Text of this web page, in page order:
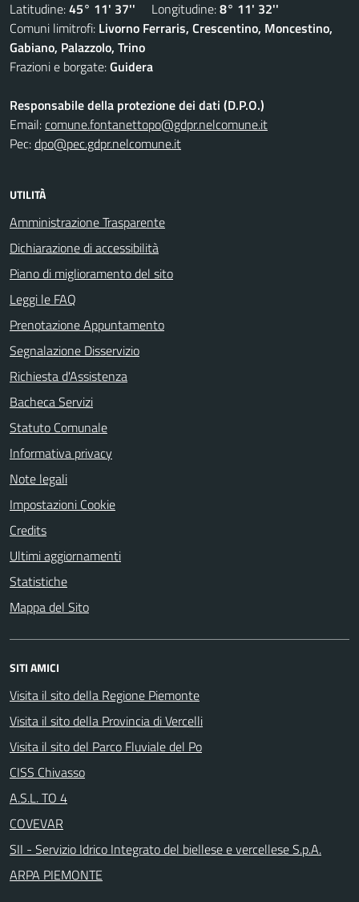
Latitudine:45° 11' 37'' Longitudine:8° 11' 32''
Comuni limitrofi: Livorno Ferraris, Crescentino, Moncestino,
Gabiano, Palazzolo, Trino
Frazioni e borgate:Guidera
Responsabile della protezione dei dati (D.P.O.)
Email:comune.fontanettopo@gdpr.nelcomune.it
Pec:dpo@pec.gdpr.nelcomune.it
UTILITÀ
Amministrazione Trasparente
Dichiarazione di accessibilità
Piano di miglioramento del sito
Leggi le FAQ
Prenotazione Appuntamento
Segnalazione Disservizio
Richiesta d'Assistenza
Bacheca Servizi
Statuto Comunale
Informativa privacy
Note legali
Impostazioni Cookie
Credits
Ultimi aggiornamenti
Statistiche
Mappa del Sito
SITI AMICI
Visita il sito della Regione Piemonte
Visita il sito della Provincia di Vercelli
Visita il sito del Parco Fluviale del Po
CISS Chivasso
A.S.L. TO 4
COVEVAR
SII - Servizio Idrico Integrato del biellese e vercellese S.p.A.
ARPA PIEMONTE